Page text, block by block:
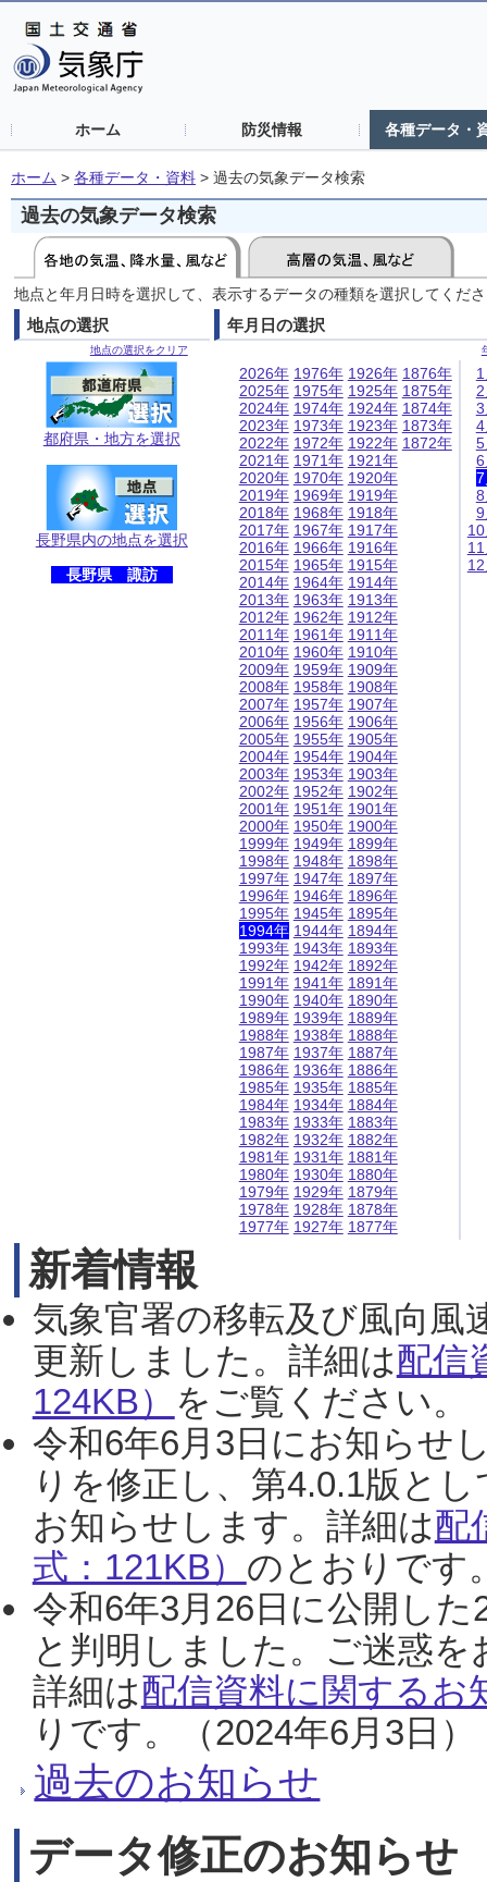
ホーム 防災情報 各種データ・
ホーム > 各種データ・資料 > 過去の気象データ検索
過去の気象データ検索
地点と年月日時を選択して、表示するデータの種類を選択してくだ
地点の選択
地点の選択をクリア
都府県・地方を選択
長野県内の地点を選択
長野県 諏訪
年月日の選択
2026年
2025年
2024年
2023年
2022年
2021年
2020年
2019年
2018年
2017年
2016年
2015年
2014年
2013年
2012年
2011年
2010年
2009年
2008年
2007年
2006年
2005年
2004年
2003年
2002年
2001年
2000年
1999年
1998年
1997年
1996年
1995年
1994年
1993年
1992年
1991年
1990年
1989年
1988年
1987年
1986年
1985年
1984年
1983年
1982年
1981年
1980年
1979年
1978年
1977年
1976年
1975年
1974年
1973年
1972年
1971年
1970年
1969年
1968年
1967年
1966年
1965年
1964年
1963年
1962年
1961年
1960年
1959年
1958年
1957年
1956年
1955年
1954年
1953年
1952年
1951年
1950年
1949年
1948年
1947年
1946年
1945年
1944年
1943年
1942年
1941年
1940年
1939年
1938年
1937年
1936年
1935年
1934年
1933年
1932年
1931年
1930年
1929年
1928年
1927年
1926年
1925年
1924年
1923年
1922年
1921年
1920年
1919年
1918年
1917年
1916年
1915年
1914年
1913年
1912年
1911年
1910年
1909年
1908年
1907年
1906年
1905年
1904年
1903年
1902年
1901年
1900年
1899年
1898年
1897年
1896年
1895年
1894年
1893年
1892年
1891年
1890年
1889年
1888年
1887年
1886年
1885年
1884年
1883年
1882年
1881年
1880年
1879年
1878年
1877年
1876年
1875年
1874年
1873年
1872年
新着情報
気象官署の移転及び風向風
更新しました。詳細は配信
124KB） をご覧ください。
令和6年6月3日にお知らせ
りを修正し、第4.0.1版と
お知らせします。詳細は配
式：121KB） のとおりです
令和6年3月26日に公開し
と判明しました。ご迷惑
詳細は配信資料に関するお
りです。（2024年6月3日）
過去のお知らせ
データ修正のお知らせ